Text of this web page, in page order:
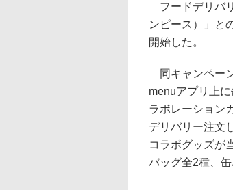
フードデリバ
ンピース）」と
開始した。
同キャンペー
menuアプリ上
ラボレーション
デリバリー注文
コラボグッズが
バッグ全2種、缶